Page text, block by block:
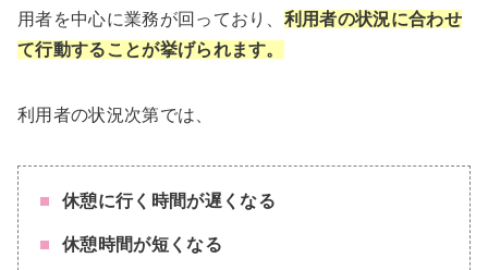
用者を中心に業務が回っており、 利用者の状況に合わせ
て行動することが挙げられます。
利用者の状況次第では、
休憩に行く時間が遅くなる
休憩時間が短くなる